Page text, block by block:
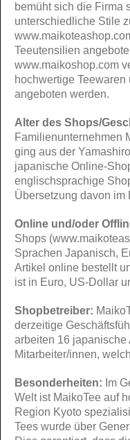
bemüht sich die Firma
unterschiedliche Stile
Teeutensilien
www.maikoshop.com
hochwertige
angeboten werden.
Alter des Shops/
Familienunternehmen
ging aus der
japanische Online-
englischsprachige
Übersetzung davon im
Online und/oder
Shops
Sprachen Japanisch,
Artikel online bestellt
ist in Euro, US-Dollar
Shopbetreiber:
derzeitige
arbeiten 16
Mitarbeiter/innen,
Besonderheiten: Im
Welt ist MaikoTee auf
Region Kyoto
Tees wurde über